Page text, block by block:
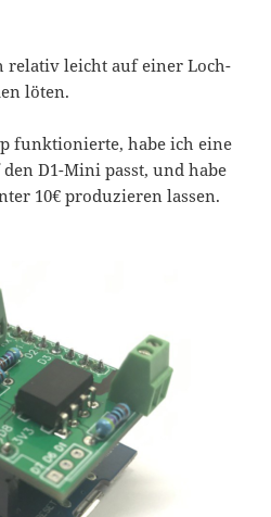
relativ leicht auf einer Loch-
löten.
funktionierte, habe ich eine
D1-Mini passt, und habe
10€ produzieren lassen.